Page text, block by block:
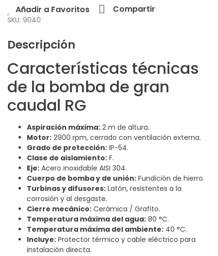
Añadir a Favoritos Compartir
SKU: 9040
Descripción
Características técnicas
de la bomba de gran
caudal RG
Aspiración máxima: 2 m de altura.
Motor: 2900 rpm, cerrado con ventilación externa.
Grado de protección: IP-54.
Clase de aislamiento: F.
Eje: Acero inoxidable AISI 304.
Cuerpo de bomba y de unión: Fundición de hierro.
Turbinas y difusores: Latón, resistentes a la
corrosión y al desgaste.
Cierre mecánico: Cerámica / Grafito.
Temperatura máxima del agua: 80 °C.
Temperatura máxima del ambiente: 40 °C.
Incluye: Protector térmico y cable eléctrico para
instalación directa.